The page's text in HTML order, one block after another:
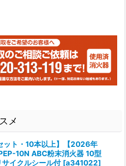
メ
ット・10本以上】【2026年
10N ABC粉末消火器 10型
イクルシール付 [a341022]